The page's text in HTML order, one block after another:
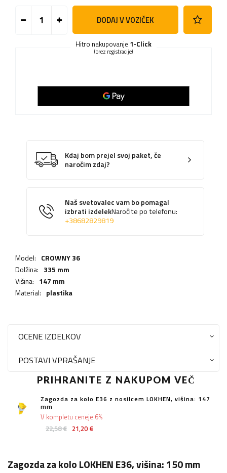
DODAJ V VOZIČEK
Hitro nakupovanje 1-Click
(brez registracije)
Kdaj bom prejel svoj paket, če
naročim zdaj?
Naš svetovalec vam bo pomagal
izbrati izdelekNaročite po telefonu:
+38682829819
Model: CROWNY 36
Dolžina: 335 mm
Višina: 147 mm
Material: plastika
OCENE IZDELKOV
POSTAVI VPRAŠANJE
PRIHRANITE Z NAKUPOM VEČ
Zagozda za kolo E36 z nosilcem LOKHEN, višina: 147
mm
22,58 € 21,20 €
V kompletu ceneje 6%
Zagozda za kolo LOKHEN E36, višina: 150 mm